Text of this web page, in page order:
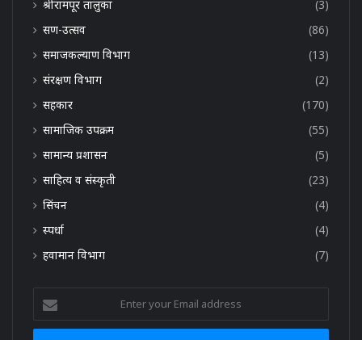
श्रीरामपूर तालुका
(3)
सण-उत्सव
(86)
समाजकल्याण विभाग
(13)
संरक्षण विभाग
(2)
सहकार
(170)
सामाजिक उपक्रम
(55)
सामान्य प्रशासन
(5)
साहित्य व संस्कृती
(23)
सिंचन
(4)
स्पर्धा
(4)
हवामान विभाग
(7)
your
Email